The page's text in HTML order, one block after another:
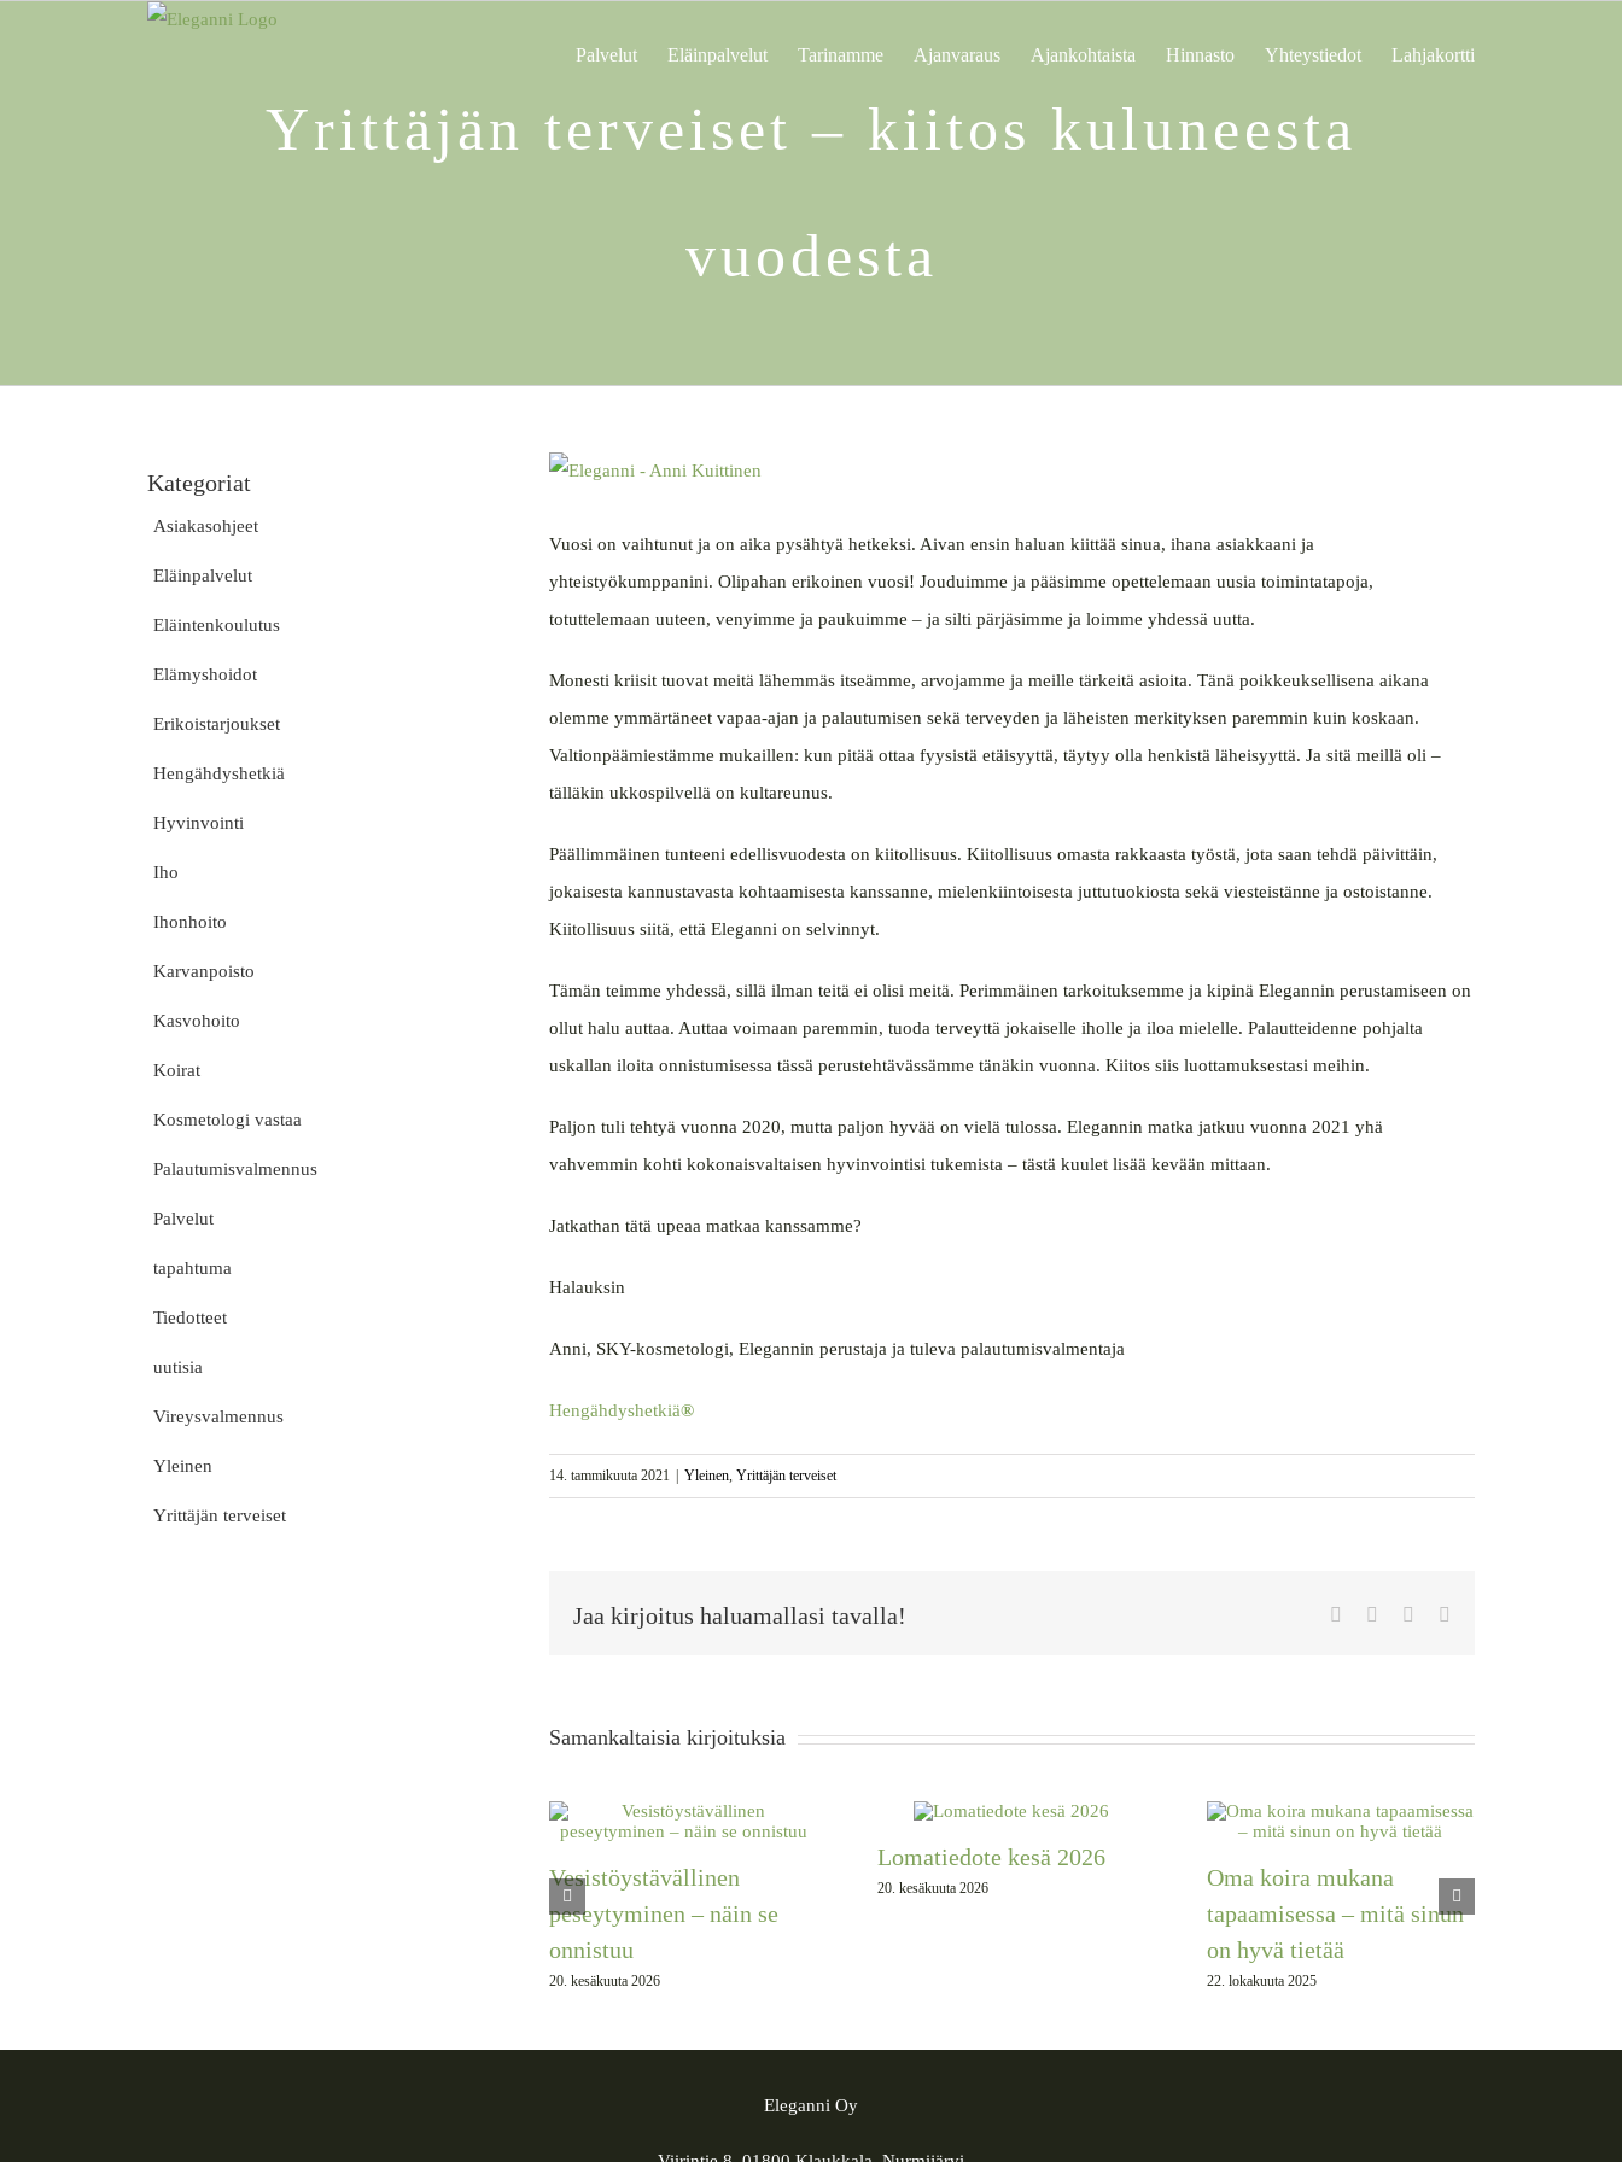
Palvelut Eläinpalvelut Tarinamme Ajanvaraus Ajankohtaista Hinnasto Yhteystiedot Lahjakortti
Yrittäjän terveiset – kiitos kuluneesta
vuodesta
Katso
isompana
Vuosi on vaihtunut ja on aika pysähtyä hetkeksi. Aivan ensin haluan kiittää sinua, ihana asiakkaani ja
yhteistyökumppanini. Olipahan erikoinen vuosi! Jouduimme ja pääsimme opettelemaan uusia toimintatapoja,
totuttelemaan uuteen, venyimme ja paukuimme – ja silti pärjäsimme ja loimme yhdessä uutta.
Monesti kriisit tuovat meitä lähemmäs itseämme, arvojamme ja meille tärkeitä asioita. Tänä poikkeuksellisena aikana
olemme ymmärtäneet vapaa-ajan ja palautumisen sekä terveyden ja läheisten merkityksen paremmin kuin koskaan.
Valtionpäämiestämme mukaillen: kun pitää ottaa fyysistä etäisyyttä, täytyy olla henkistä läheisyyttä. Ja sitä meillä oli –
tälläkin ukkospilvellä on kultareunus.
Päällimmäinen tunteeni edellisvuodesta on kiitollisuus. Kiitollisuus omasta rakkaasta työstä, jota saan tehdä päivittäin,
jokaisesta kannustavasta kohtaamisesta kanssanne, mielenkiintoisesta juttutuokiosta sekä viesteistänne ja ostoistanne.
Kiitollisuus siitä, että Eleganni on selvinnyt.
Tämän teimme yhdessä, sillä ilman teitä ei olisi meitä. Perimmäinen tarkoituksemme ja kipinä Elegannin perustamiseen on
ollut halu auttaa. Auttaa voimaan paremmin, tuoda terveyttä jokaiselle iholle ja iloa mielelle. Palautteidenne pohjalta
uskallan iloita onnistumisessa tässä perustehtävässämme tänäkin vuonna. Kiitos siis luottamuksestasi meihin.
Paljon tuli tehtyä vuonna 2020, mutta paljon hyvää on vielä tulossa. Elegannin matka jatkuu vuonna 2021 yhä
vahvemmin kohti kokonaisvaltaisen hyvinvointisi tukemista – tästä kuulet lisää kevään mittaan.
Jatkathan tätä upeaa matkaa kanssamme?
Halauksin
Anni, SKY-kosmetologi, Elegannin perustaja ja tuleva palautumisvalmentaja
Hengähdyshetkiä®
14. tammikuuta 2021 Yleinen, Yrittäjän terveiset
Jaa kirjoitus haluamallasi tavalla! Facebook WhatsApp
Samankaltaisia kirjoituksia
Vesistöystävällinen
peseytyminen – näin se
onnistuu
20. kesäkuuta 2026
Lomatiedote kesä 2026
20. kesäkuuta 2026
Oma koira mukana
tapaamisessa – mitä sinun
on hyvä tietää
22. lokakuuta 2025
Kategoriat
Asiakasohjeet
Eläinpalvelut
Eläintenkoulutus
Elämyshoidot
Erikoistarjoukset
Hengähdyshetkiä
Hyvinvointi
Iho
Ihonhoito
Karvanpoisto
Kasvohoito
Koirat
Kosmetologi vastaa
Palautumisvalmennus
Palvelut
tapahtuma
Tiedotteet
uutisia
Vireysvalmennus
Yleinen
Yrittäjän terveiset
Eleganni Oy